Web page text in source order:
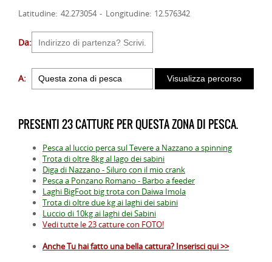
Latitudine: 42.273054 - Longitudine: 12.576342
Da:
A:
PRESENTI 23 CATTURE PER QUESTA ZONA DI PESCA.
Pesca al luccio perca sul Tevere a Nazzano a spinning
Trota di oltre 8kg al lago dei sabini
Diga di Nazzano - Siluro con il mio crank
Pesca a Ponzano Romano - Barbo a feeder
Laghi BigFoot big trota con Daiwa Imola
Trota di oltre due kg ai laghi dei sabini
Luccio di 10kg ai laghi dei Sabini
Vedi tutte le 23 catture con FOTO!
Anche Tu hai fatto una bella cattura? Inserisci qui >>